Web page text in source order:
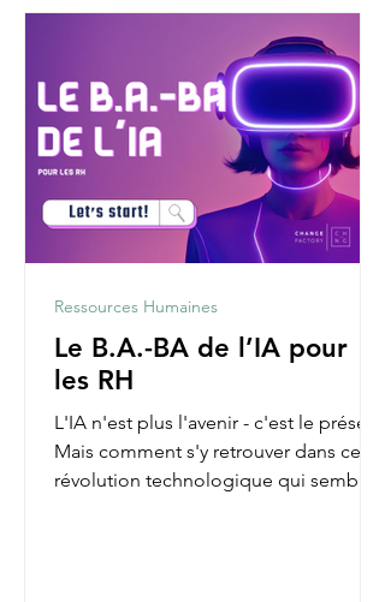
Le B.A.-BA de l’IA pour
les RH
L'IA n'est plus l'avenir - c'est le présent.
Mais comment s'y retrouver dans cette
révolution technologique qui semble
Ressources Humaines